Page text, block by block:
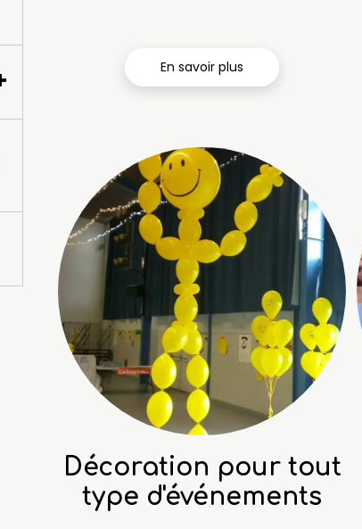
En savoir plus
Décoration pour tout
type d'événements